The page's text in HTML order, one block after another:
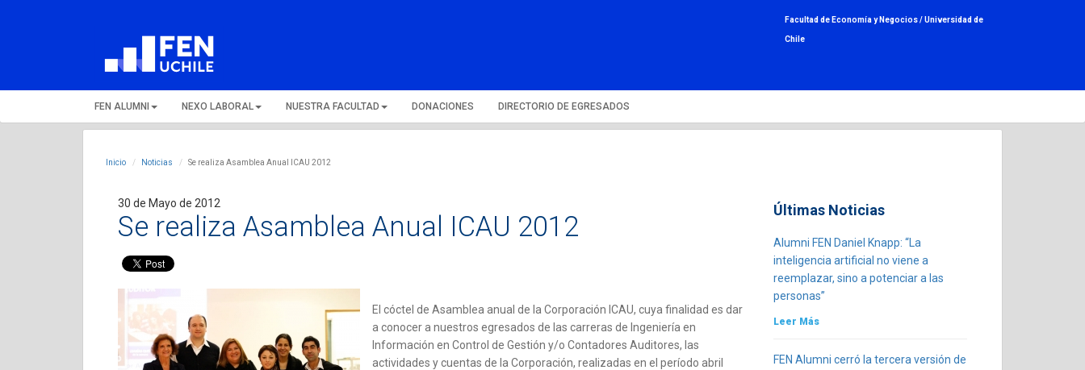
Facultad de Economía y Negocios /Universidad de
Chile
FEN ALUMNI NEXO LABORAL NUESTRA FACULTAD DONACIONES DIRECTORIO DE EGRESADOS
Inicio Noticias Se realiza Asamblea Anual ICAU 2012
30 de Mayo de 2012
Se realiza Asamblea Anual ICAU 2012
El cóctel de Asamblea anual de la Corporación ICAU, cuya finalidad es dar
a conocer a nuestros egresados de las carreras de Ingeniería en
Información en Control de Gestión y/o Contadores Auditores, las
actividades y cuentas de la Corporación, realizadas en el período abril
Últimas Noticias
Alumni FEN Daniel Knapp: “La
inteligencia artificial no viene a
reemplazar, sino a potenciar a las
personas”
Leer Más
FEN Alumni cerró la tercera versión de